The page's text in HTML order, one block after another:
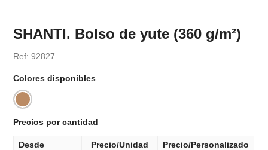
SHANTI. Bolso de yute (360 g/m²)
Ref: 92827
Colores disponibles
Precios por cantidad
Desde Precio/Unidad
Precio/Personalizado